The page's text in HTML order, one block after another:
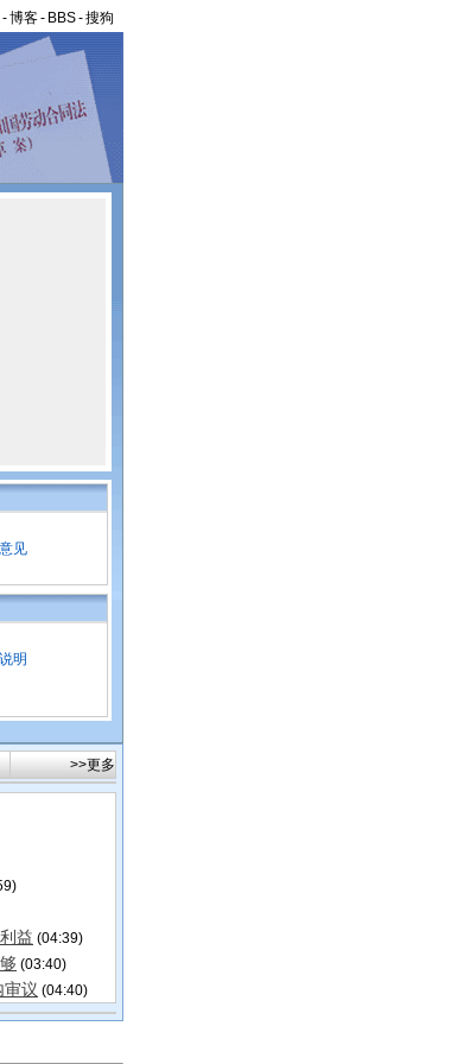
-博客- BBS-搜狗
见
明
>>更多
益 (04:39)
(03:40)
审议 (04:40)